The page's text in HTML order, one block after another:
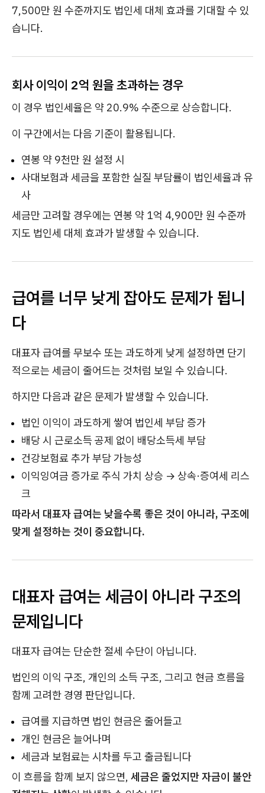
7,500만 원 수준까지도 법인세 대체 효과를 기대할 수 있
습니다.
회사 이익이 2억 원을 초과하는 경우
이 경우 법인세율은 약 20.9% 수준으로 상승합니다.
이 구간에서는 다음 기준이 활용됩니다.
연봉 약 9천만 원 설정 시
사대보험과 세금을 포함한 실질 부담률이 법인세율과 유
사
세금만 고려할 경우에는 연봉 약 1억 4,900만 원 수준까
지도 법인세 대체 효과가 발생할 수 있습니다.
급여를 너무 낮게 잡아도 문제가 됩니
다
대표자 급여를 무보수 또는 과도하게 낮게 설정하면 단기
적으로는 세금이 줄어드는 것처럼 보일 수 있습니다.
하지만 다음과 같은 문제가 발생할 수 있습니다.
법인 이익이 과도하게 쌓여 법인세 부담 증가
배당 시 근로소득 공제 없이 배당소득세 부담
건강보험료 추가 부담 가능성
이익잉여금 증가로 주식 가치 상승 → 상속·증여세 리스
크
따라서 대표자 급여는 낮을수록 좋은 것이 아니라, 구조에
맞게 설정하는 것이 중요합니다.
대표자 급여는 세금이 아니라 구조의
문제입니다
대표자 급여는 단순한 절세 수단이 아닙니다.
법인의 이익 구조, 개인의 소득 구조, 그리고 현금 흐름을
함께 고려한 경영 판단입니다.
급여를 지급하면 법인 현금은 줄어들고
개인 현금은 늘어나며
세금과 보험료는 시차를 두고 출금됩니다
이 흐름을 함께 보지 않으면, 세금은 줄었지만 자금이 불안